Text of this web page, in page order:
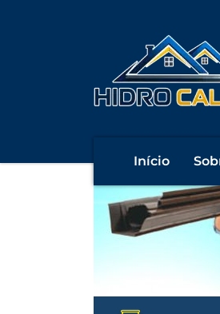
Início
obra?